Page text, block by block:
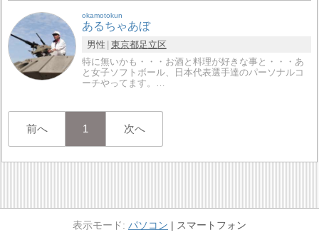
okamotokun
あるちゃあぼ
男性 東京都足立区
特に無いかも・・・お酒と料理が好きな事と・・・あ
と女子ソフトボール、日本代表選手達のパーソナルコ
ーチやってます。…
前へ 1 次へ
パソコン スマートフォン